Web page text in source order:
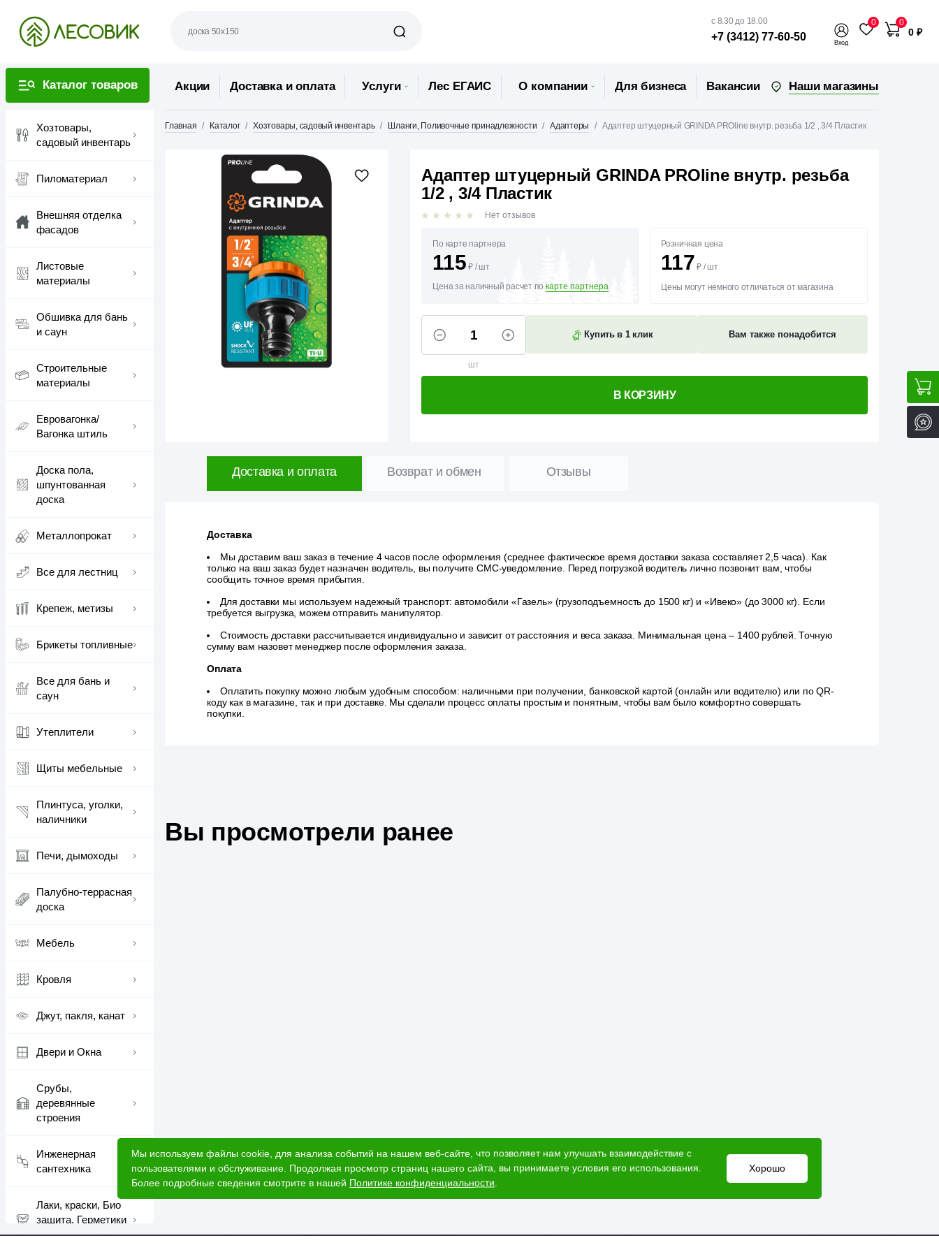
с 8.30 до 18.00
+7 (3412) 77-60-50 Вход
0 0
0 ₽
Каталог товаров
Хозтовары,
садовый инвентарь
Пиломатериал
Внешняя отделка
фасадов
Листовые
материалы
Обшивка для бань
и саун
Строительные
материалы
Евровагонка/
Вагонка штиль
Доска пола,
шпунтованная
доска
Металлопрокат
Все для лестниц
Крепеж, метизы
Брикеты топливные
Все для бань и
саун
Утеплители
Щиты мебельные
Плинтуса, уголки,
наличники
Печи, дымоходы
Палубно-террасная
доска
Мебель
Кровля
Джут, пакля, канат
Двери и Окна
Срубы,
деревянные
строения
Инженерная
сантехника
Лаки, краски, Био
защита, Герметики
шовные
Акции Доставка и оплата Услуги Лес ЕГАИС О компании Для бизнеса Вакансии Наши магазины
Главная Каталог Хозтовары, садовый инвентарь Шланги, Поливочные принадлежности Адаптеры Адаптер штуцерный GRINDA PROline внутр. резьба 1/2 , 3/4 Пластик
Адаптер штуцерный GRINDA PROline внутр. резьба
1/2 , 3/4 Пластик
Нет отзывов
По карте партнера
115 ₽ / шт
Цена за наличный расчет по карте партнера
Розничная цена
117 ₽ / шт
Цены могут немного отличаться от магазина
шт
Купить в 1 клик Вам также понадобится
В КОРЗИНУ
Доставка и оплата Возврат и обмен Отзывы
Доставка
Мы доставим ваш заказ в течение 4 часов после оформления (среднее фактическое время доставки заказа составляет 2,5 часа). Как
только на ваш заказ будет назначен водитель, вы получите СМС-уведомление. Перед погрузкой водитель лично позвонит вам, чтобы
сообщить точное время прибытия.
Для доставки мы используем надежный транспорт: автомобили «Газель» (грузоподъемность до 1500 кг) и «Ивеко» (до 3000 кг). Если
требуется выгрузка, можем отправить манипулятор.
Стоимость доставки рассчитывается индивидуально и зависит от расстояния и веса заказа. Минимальная цена – 1400 рублей. Точную
сумму вам назовет менеджер после оформления заказа.
Оплата
Оплатить покупку можно любым удобным способом: наличными при получении, банковской картой (онлайн или водителю) или по QR-
коду как в магазине, так и при доставке. Мы сделали процесс оплаты простым и понятным, чтобы вам было комфортно совершать
покупки.
Вы просмотрели ранее
Мы используем файлы cookie, для анализа событий на нашем веб-сайте, что позволяет нам улучшать взаимодействие с
пользователями и обслуживание. Продолжая просмотр страниц нашего сайта, вы принимаете условия его использования.
Более подробные сведения смотрите в нашей Политике конфиденциальности.
Хорошо